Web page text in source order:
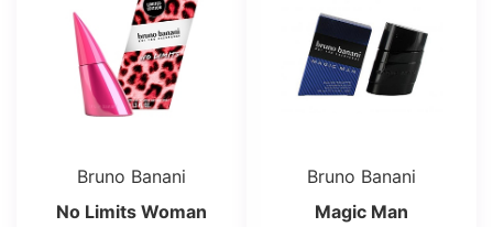
Bruno Banani
No Limits Woman
Bruno Banani
Magic Man